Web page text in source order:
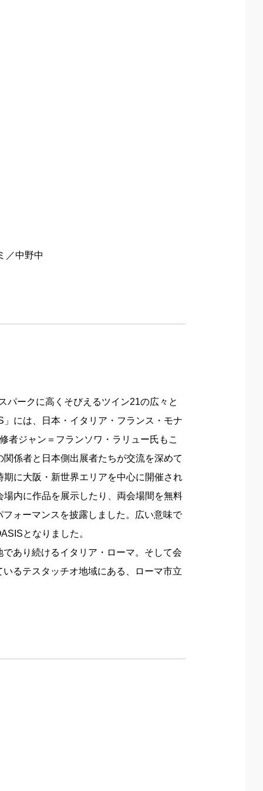
／中野中
パークに高くそびえるツイン21の広々と
には、日本・イタリア・フランス・モナ
者ジャン＝フランソワ・ラリュー氏もこ
係者と日本側出展者たちが交流を深めて
に大阪・新世界エリアを中心に開催され
内に作品を展示したり、両会場間を無料
ォーマンスを披露しました。広い意味で
となりました。
あり続けるイタリア・ローマ。そして会
るテスタッチオ地域にある、ローマ市立